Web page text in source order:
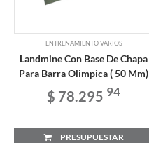
ENTRENAMIENTO VARIOS
Landmine Con Base De Chapa
Para Barra Olimpica ( 50 Mm)
$ 78.295 94
PRESUPUESTAR